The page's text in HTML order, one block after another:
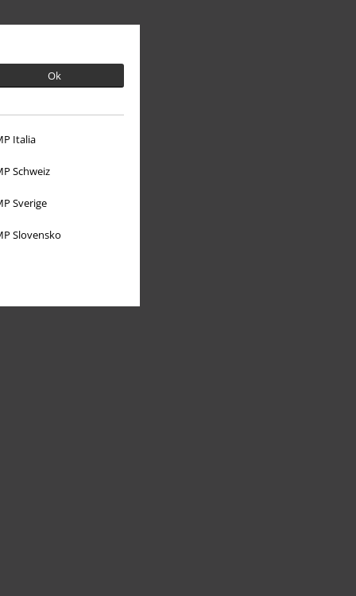
Ok
Italia
Schweiz
Sverige
Slovensko